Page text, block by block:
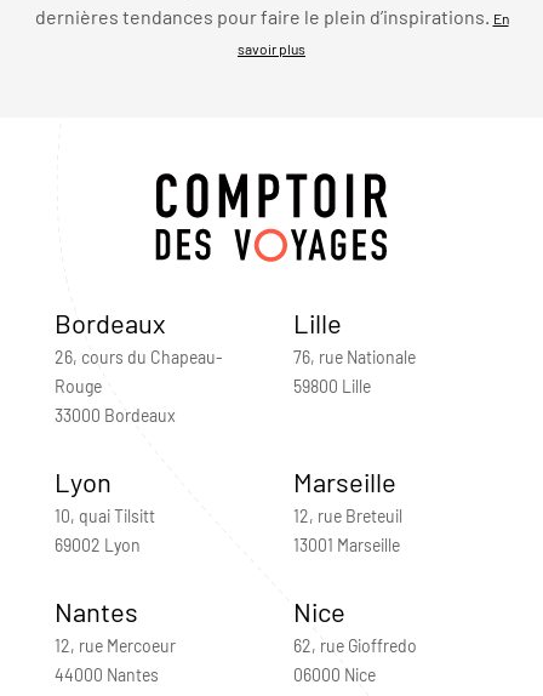
dernières tendances pour faire le plein d’inspirations.
En
savoir plus
Bordeaux
26, cours du Chapeau-
Rouge
33000 Bordeaux
Lille
76, rue Nationale
59800 Lille
Lyon
10, quai Tilsitt
69002 Lyon
Marseille
12, rue Breteuil
13001 Marseille
Nantes
12, rue Mercoeur
44000 Nantes
Nice
62, rue Gioffredo
06000 Nice